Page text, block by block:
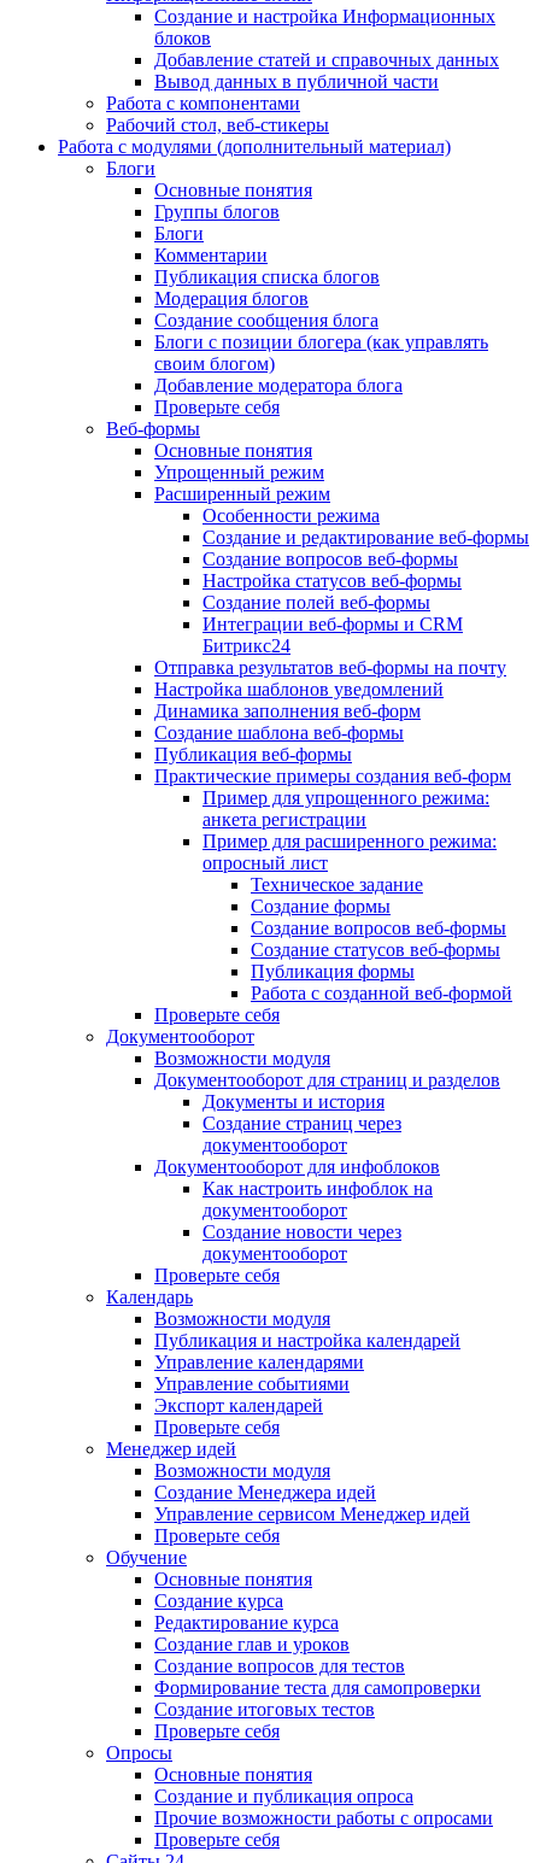
Создание и настройка Информационных
блоков
Добавление статей и справочных данных
Вывод данных в публичной части
Работа с компонентами
Рабочий стол, веб-стикеры
Работа с модулями (дополнительный материал)
Блоги
Основные понятия
Группы блогов
Блоги
Комментарии
Публикация списка блогов
Модерация блогов
Создание сообщения блога
Блоги с позиции блогера (как управлять
своим блогом)
Добавление модератора блога
Проверьте себя
Веб-формы
Основные понятия
Упрощенный режим
Расширенный режим
Особенности режима
Создание и редактирование веб-формы
Создание вопросов веб-формы
Настройка статусов веб-формы
Создание полей веб-формы
Интеграции веб-формы и CRM
Битрикс24
Отправка результатов веб-формы на почту
Настройка шаблонов уведомлений
Динамика заполнения веб-форм
Создание шаблона веб-формы
Публикация веб-формы
Практические примеры создания веб-форм
Пример для упрощенного режима:
анкета регистрации
Пример для расширенного режима:
опросный лист
Техническое задание
Создание формы
Создание вопросов веб-формы
Создание статусов веб-формы
Публикация формы
Работа с созданной веб-формой
Проверьте себя
Документооборот
Возможности модуля
Документооборот для страниц и разделов
Документы и история
Создание страниц через
документооборот
Документооборот для инфоблоков
Как настроить инфоблок на
документооборот
Создание новости через
документооборот
Проверьте себя
Календарь
Возможности модуля
Публикация и настройка календарей
Управление календарями
Управление событиями
Экспорт календарей
Проверьте себя
Менеджер идей
Возможности модуля
Создание Менеджера идей
Управление сервисом Менеджер идей
Проверьте себя
Обучение
Основные понятия
Создание курса
Редактирование курса
Создание глав и уроков
Создание вопросов для тестов
Формирование теста для самопроверки
Создание итоговых тестов
Проверьте себя
Опросы
Основные понятия
Создание и публикация опроса
Прочие возможности работы с опросами
Проверьте себя